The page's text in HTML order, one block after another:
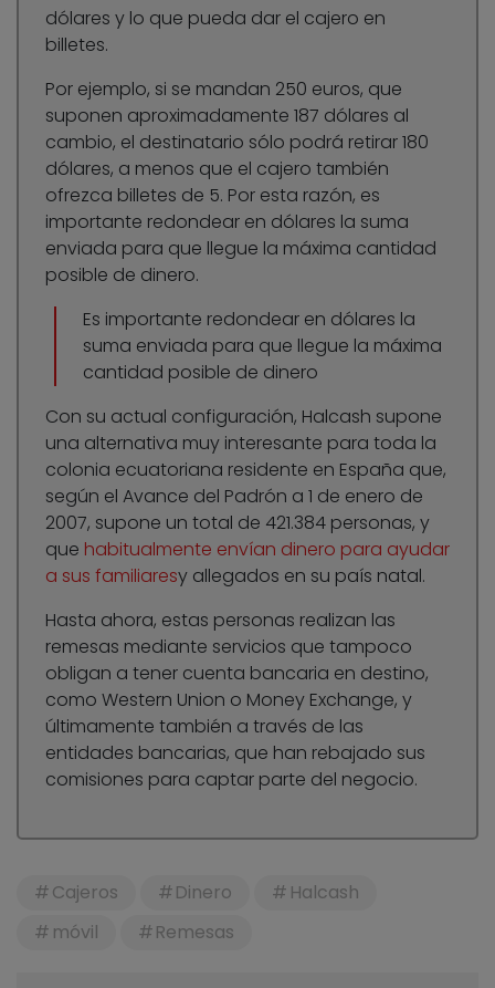
dólares y lo que pueda dar el cajero en
billetes.
Por ejemplo, si se mandan 250 euros, que
suponen aproximadamente 187 dólares al
cambio, el destinatario sólo podrá retirar 180
dólares, a menos que el cajero también
ofrezca billetes de 5. Por esta razón, es
importante redondear en dólares la suma
enviada para que llegue la máxima cantidad
posible de dinero.
Es importante redondear en dólares la
suma enviada para que llegue la máxima
cantidad posible de dinero
Con su actual configuración, Halcash supone
una alternativa muy interesante para toda la
colonia ecuatoriana residente en España que,
según el Avance del Padrón a 1 de enero de
2007, supone un total de 421.384 personas, y
que habitualmente envían dinero para ayudar
a sus familiaresy allegados en su país natal.
Hasta ahora, estas personas realizan las
remesas mediante servicios que tampoco
obligan a tener cuenta bancaria en destino,
como Western Union o Money Exchange, y
últimamente también a través de las
entidades bancarias, que han rebajado sus
comisiones para captar parte del negocio.
Cajeros Dinero
Halcash
móvil
Remesas